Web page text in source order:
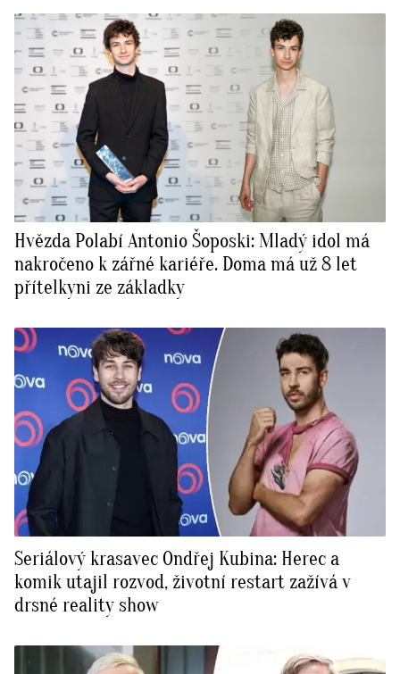
Hvězda Polabí Antonio Šoposki: Mladý idol má
nakročeno k zářné kariéře. Doma má už 8 let
přítelkyni ze základky
Seriálový krasavec Ondřej Kubina: Herec a
komik utajil rozvod, životní restart zažívá v
drsné reality show